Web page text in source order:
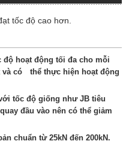
tốc độ cao hơn.
độ hoạt động tối đa cho mỗi
và có thể thực hiện hoạt động
tốc độ giống như JB tiêu
đầu vào nên có thể giảm
chuẩn từ 25kN đến 200kN.